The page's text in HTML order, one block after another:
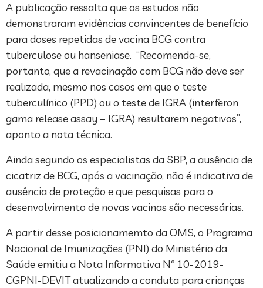
A publicação ressalta que os estudos não
demonstraram evidências convincentes de benefício
para doses repetidas de vacina BCG contra
tuberculose ou hanseniase. “Recomenda-se,
portanto, que a revacinação com BCG não deve ser
realizada, mesmo nos casos em que o teste
tuberculínico (PPD) ou o teste de IGRA (interferon
gama release assay – IGRA) resultarem negativos”,
aponto a nota técnica.
Ainda segundo os especialistas da SBP, a ausência de
cicatriz de BCG, após a vacinação, não é indicativa de
ausência de proteção e que pesquisas para o
desenvolvimento de novas vacinas são necessárias.
A partir desse posicionamemto da OMS, o Programa
Nacional de Imunizações (PNI) do Ministério da
Saúde emitiu a Nota Informativa Nº 10-2019-
CGPNI-DEVIT atualizando a conduta para crianças